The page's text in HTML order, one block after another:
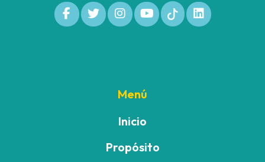
Menú
Inicio
Propósito